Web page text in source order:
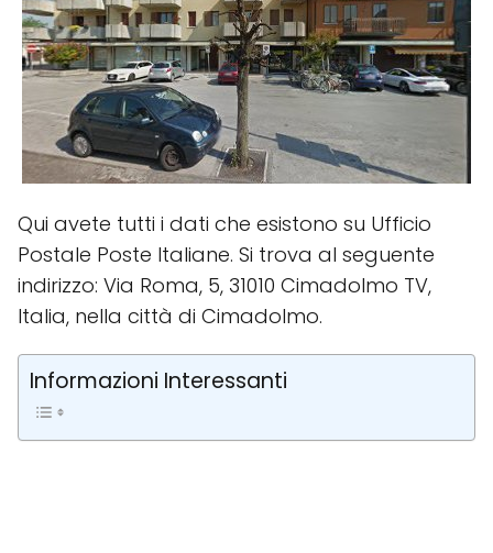
Qui avete tutti i dati che esistono su Ufficio
Postale Poste Italiane. Si trova al seguente
indirizzo: Via Roma, 5, 31010 Cimadolmo TV,
Italia, nella città di Cimadolmo.
Informazioni Interessanti